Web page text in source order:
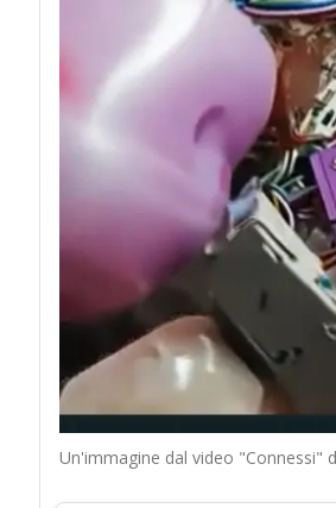
Un'immagine dal video "Connessi"